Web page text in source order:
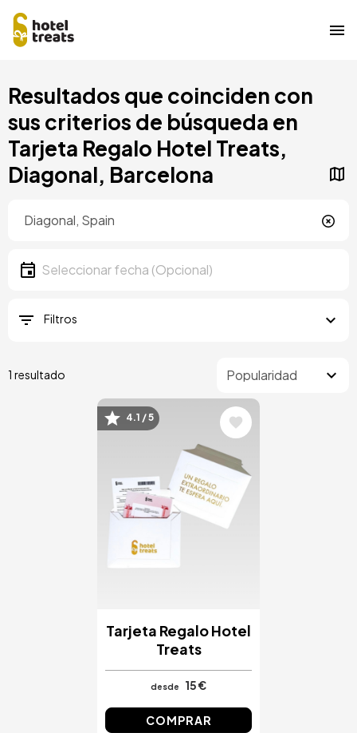
principal
Resultados que coinciden con
sus criterios de búsqueda en
Tarjeta Regalo Hotel Treats,
Diagonal, Barcelona
Fecha
Seleccionar fecha
Filtros
1 resultado
Image
4.1 / 5
Tarjeta Regalo Hotel
Treats
desde 15 €
COMPRAR